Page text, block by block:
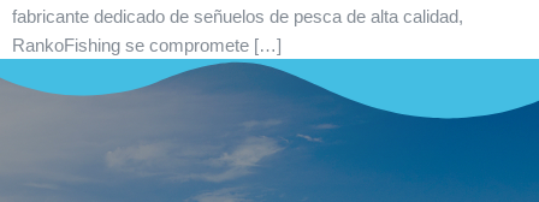
fabricante dedicado de señuelos de pesca de alta calidad,
RankoFishing se compromete […]